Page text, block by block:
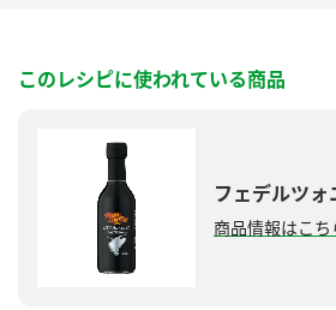
このレシピに使われている商品
フェデルツォ
商品情報はこち